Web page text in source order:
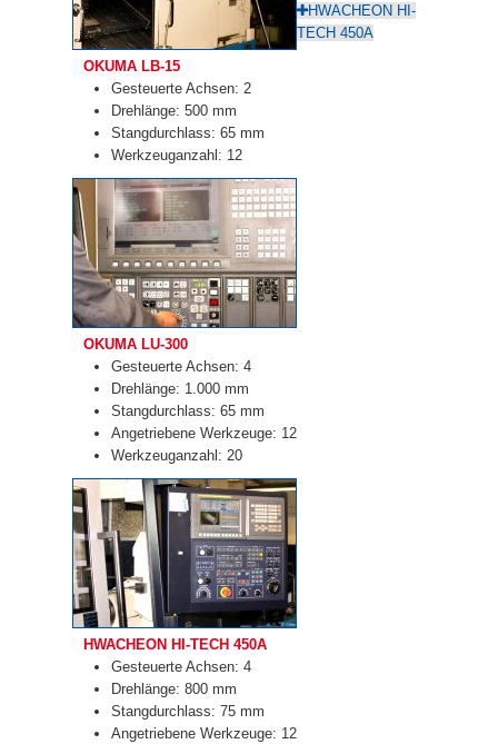
OKUMA LB-15
Gesteuerte Achsen: 2
Drehlänge: 500 mm
Stangdurchlass: 65 mm
Werkzeuganzahl: 12
OKUMA LU-300
Gesteuerte Achsen: 4
Drehlänge: 1.000 mm
Stangdurchlass: 65 mm
Angetriebene Werkzeuge: 12
Werkzeuganzahl: 20
HWACHEON HI-
TECH 450A
HWACHEON HI-TECH 450A
Gesteuerte Achsen: 4
Drehlänge: 800 mm
Stangdurchlass: 75 mm
Angetriebene Werkzeuge: 12